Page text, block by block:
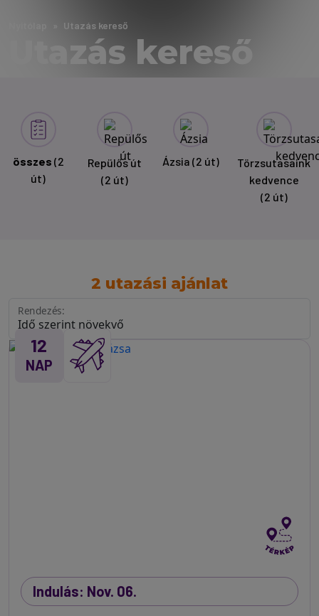
Utazás kereső
Utazás kereső
összes (2
út)
Repülős út
(2 út)
Ázsia (2 út)
Törzsutasaink
kedvence
(2 út)
2 utazási ajánlat
Rendezés:
12
NAP
Indulás: Nov. 06.